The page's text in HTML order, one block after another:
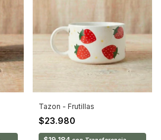
Tazon - Frutillas
$23.980